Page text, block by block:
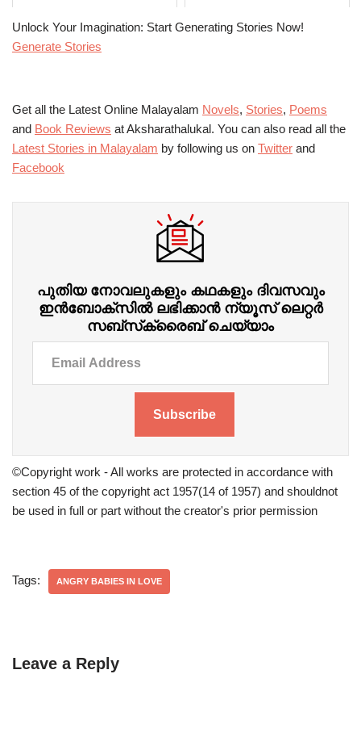
Unlock Your Imagination: Start Generating Stories Now!
Generate Stories
Get all the Latest Online Malayalam Novels, Stories, Poems
and Book Reviews at Aksharathalukal. You can also read all the
Latest Stories in Malayalam by following us on Twitter and
Facebook
പുതിയ നോവലുകളും കഥകളും ദിവസവും
ഇന്‍ബോക്‌സില്‍ ലഭിക്കാന്‍ ന്യൂസ് ലെറ്റർ
സബ്‌സ്‌ക്രൈബ് ചെയ്യാം
Subscribe
©Copyright work - All works are protected in accordance with
section 45 of the copyright act 1957(14 of 1957) and shouldnot
be used in full or part without the creator's prior permission
Tags: ANGRY BABIES IN LOVE
Leave a Reply